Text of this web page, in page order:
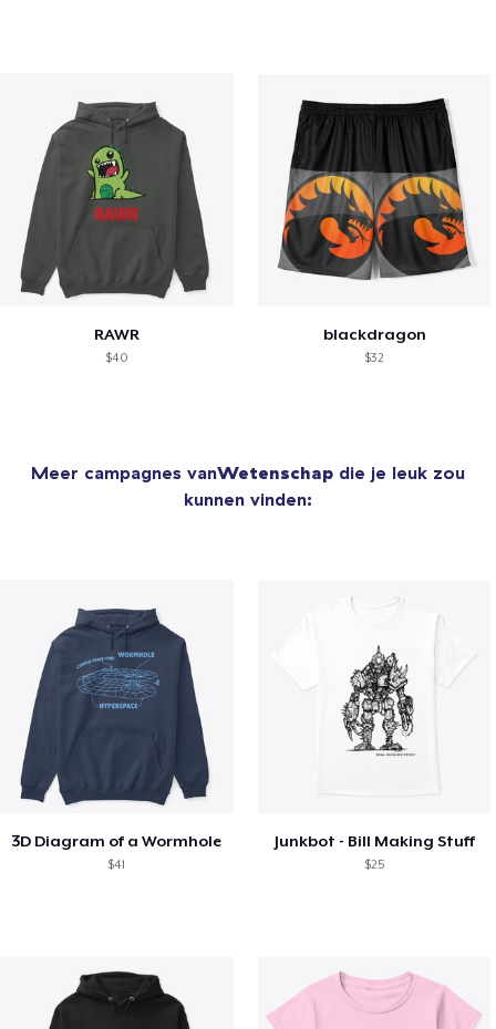
RAWR
$40
blackdragon
$32
Meer campagnes vanWetenschap die je leuk zou
kunnen vinden:
3D Diagram of a Wormhole
$41
Junkbot - Bill Making Stuff
$25